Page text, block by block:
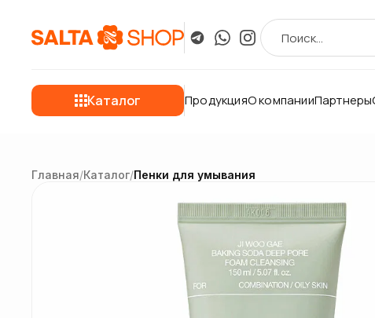
Каталог ПродукцияО компанииПартнеры
Главная/Каталог/Пенки для умывания